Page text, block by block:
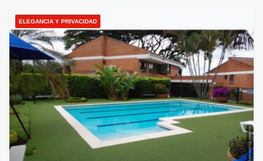
ELEGANCIA Y PRIVACIDAD